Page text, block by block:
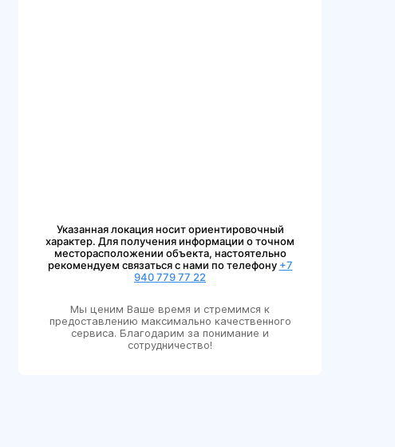
Указанная локация носит ориентировочный
характер. Для получения информации о точном
месторасположении объекта, настоятельно
рекомендуем связаться с нами по телефону +7
940 779 77 22
Мы ценим Ваше время и стремимся к
предоставлению максимально качественного
сервиса. Благодарим за понимание и
сотрудничество!